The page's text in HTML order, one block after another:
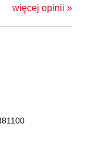
więcej opinii »